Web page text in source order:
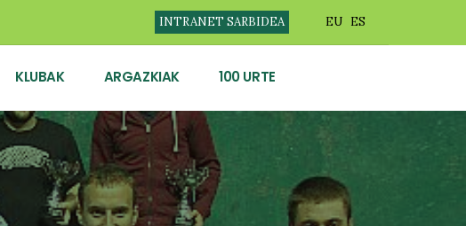
INTRANET SARBIDEA EU ES
KLUBAK ARGAZKIAK 100 URTE